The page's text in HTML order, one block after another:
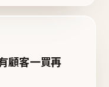
顧客一買再